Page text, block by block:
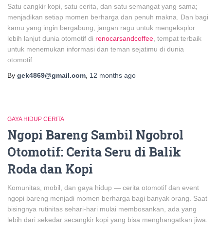
Satu cangkir kopi, satu cerita, dan satu semangat yang sama;
menjadikan setiap momen berharga dan penuh makna. Dan bagi
kamu yang ingin bergabung, jangan ragu untuk mengeksplor
lebih lanjut dunia otomotif di renocarsandcoffee , tempat terbaik
untuk menemukan informasi dan teman sejatimu di dunia
otomotif.
By gek4869@gmail.com 12 months ago
GAYA HIDUP CERITA
Ngopi Bareng Sambil Ngobrol
Otomotif: Cerita Seru di Balik
Roda dan Kopi
Komunitas, mobil, dan gaya hidup — cerita otomotif dan event
ngopi bareng menjadi momen berharga bagi banyak orang. Saat
bisingnya rutinitas sehari-hari mulai membosankan, ada yang
lebih dari sekedar secangkir kopi yang bisa menghangatkan jiwa.